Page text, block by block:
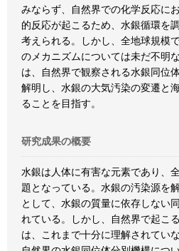
みならず、自然界での化学反応に
的反応が起こるため、水銀循環を
考えられる。しかし、全地球規模
のメカニズムについては未だ不明
は、自然界で観察される水銀同位
解明し、水銀の大気汚染の変遷と
ることを目指す。
研究成果の概要
水銀は人体に有害な元素であり、
題となっている。水銀の汚染源を
として、水銀の質量に依存しない
れている。しかし、自然界で起こ
は、これまで十分に理解されてい